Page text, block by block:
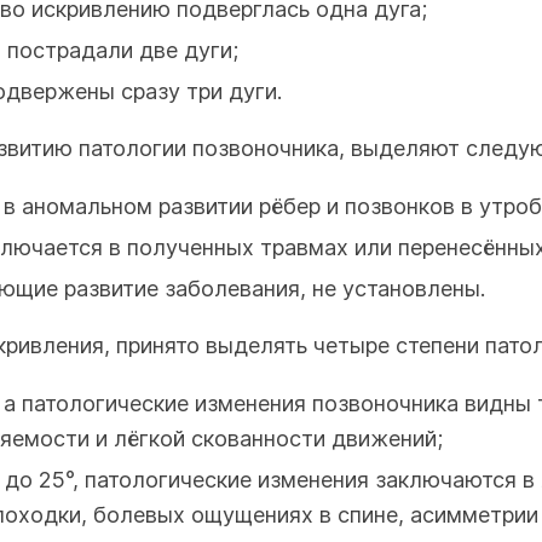
искривлению подверглась одна дуга;
две дуги;
сразу три дуги.
патологии позвоночника, выделяют
аномальном развитии рёбер и позвонков в
в полученных травмах или
развитие заболевания, не установлены.
принято выделять четыре степени
патологические изменения позвоночника видны
и лёгкой скованности движений;
25°, патологические изменения заключаются
болевых ощущениях в спине,